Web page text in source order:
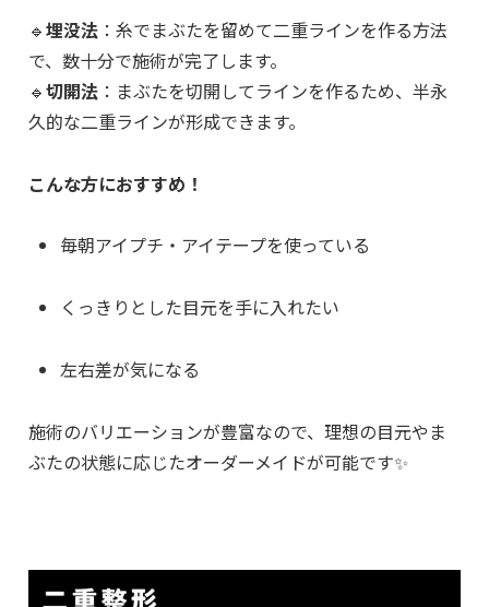
🔹埋没法 ：糸でまぶたを留めて二重ラインを作る方法
で、数十分で施術が完了します。
🔹切開法 ：まぶたを切開してラインを作るため、半永
久的な二重ラインが形成できます。
こんな方におすすめ！
毎朝アイプチ・アイテープを使っている
くっきりとした目元を手に入れたい
左右差が気になる
施術のバリエーションが豊富なので、理想の目元やま
ぶたの状態に応じたオーダーメイドが可能です✨